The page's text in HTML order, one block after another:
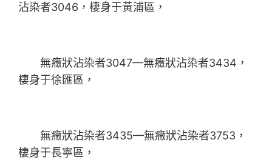
沾染者3046，棲身于黃浦區，
無癥狀沾染者3047—無癥狀沾染者3434，
棲身于徐匯區，
無癥狀沾染者3435—無癥狀沾染者3753，
棲身于長寧區，